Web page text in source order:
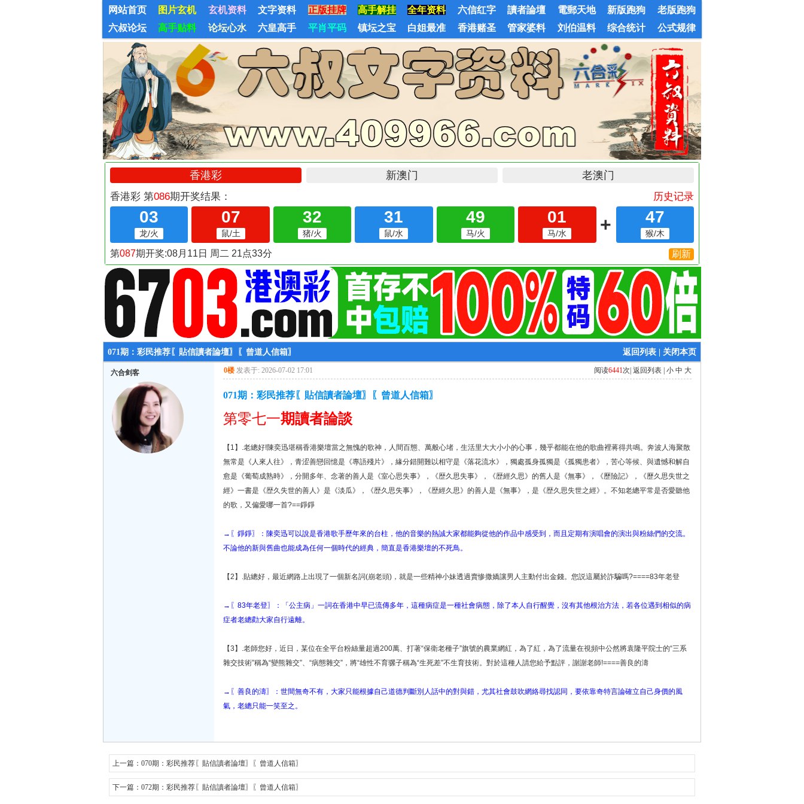
网站首页 图片玄机 玄机资料 文字资料 正版挂牌 高手解挂 全年资料 六信红字 讀者論壇 電郵天地 新版跑狗
老版跑狗
六叔论坛
高手贴料 论坛心水 六皇高手 平肖平码 镇坛之宝 白姐最准 香港赌圣 管家婆料 刘伯温料 综合统计 公式规律
071期：彩民推荐〖貼信讀者論壇〗〖曾道人信箱〗 返回列表 | 关闭本页
六合剑客 0楼 发表于: 2026-07-02 17:01 阅读6441 次| 返回列表 | 小 中 大
071期：彩民推荐〖貼信讀者論壇〗〖曾道人信箱〗
第零七一期讀者論談
【1】.老總好!陳奕迅堪稱香港樂壇當之無愧的歌神，人間百態、萬般心堵，生活里大大小小的心事，幾乎都能在他的歌曲裡蒋得共鳴。奔波人海聚散
無常是《人來人往》，青涩善戀回憶是《專語殘片》，緣分錯開難以相守是《落花流水》，獨處孤身孤獨是《孤獨患者》，苦心等候、與遺憾和解自
愈是《葡萄成熟時》，分開多年、念著的善人是《室心思失事》，《歴久思失事》，《歴經久思》的舊人是《無事》，《歷險記》，《歷久思失世之
經》一書是《歴久失世的善人》是《淡瓜》，《歴久思失事》，《歴經久思》的善人是《無事》，是《歴久思失世之經》。不知老總平常是否愛聽他
的歌，又偏愛哪一首?==錚錚
→〖錚錚〗：陳奕迅可以說是香港歌手歷年來的台柱，他的音樂的熱誠大家都能夠從他的作品中感受到，而且定期有演唱會的演出與粉絲們的交流。
不論他的新與舊曲也能成為任何一個時代的經典，簡直是香港樂壇的不死鳥。
【2】.貼總好，最近網路上出現了一個新名詞(崩老頭)，就是一些精神小妹透過賣惨撒嬌讓男人主動付出金錢。您説這屬於詐騙嗎?====83年老登
→〖83年老登〗：「公主病」一詞在香港中早已流傳多年，這種病症是一種社會病態，除了本人自行醒覺，沒有其他根治方法，若各位遇到相似的病
症者老總勸大家自行遠離。
【3】.老師您好，近日，某位在全平台粉絲量超過200萬、打著“保衛老種子”旗號的農業網紅，為了紅，為了流量在視頻中公然將袁隆平院士的“三系
雜交技術”稱為“變熊雜交”、“病態雜交”，將“雄性不育骡子稱為“生死差”不生育技術。對於這種人請您給予點評，謝謝老師!====善良的濤
→〖善良的濤〗：世間無奇不有，大家只能根據自己道德判斷別人話中的對與錯，尤其社會鼓吹網絡尋找認同，要依靠奇特言論確立自己身價的風
氣，老總只能一笑至之。
上一篇： 070期：彩民推荐〖貼信讀者論壇〗〖曾道人信箱〗
下一篇： 072期：彩民推荐〖貼信讀者論壇〗〖曾道人信箱〗